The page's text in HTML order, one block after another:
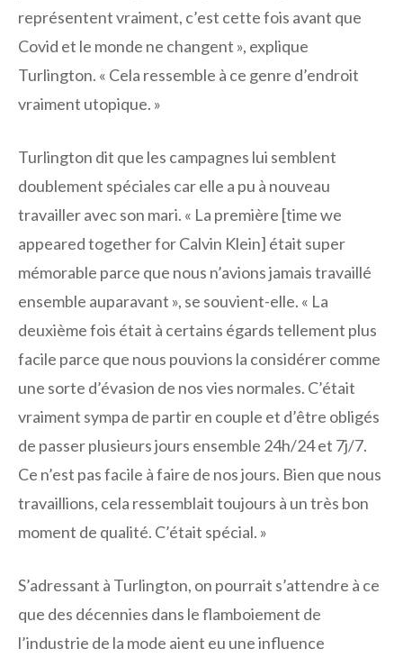
représentent vraiment, c’est cette fois avant que
Covid et le monde ne changent », explique
Turlington. « Cela ressemble à ce genre d’endroit
vraiment utopique. »
Turlington dit que les campagnes lui semblent
doublement spéciales car elle a pu à nouveau
travailler avec son mari. « La première [time we
appeared together for Calvin Klein] était super
mémorable parce que nous n’avions jamais travaillé
ensemble auparavant », se souvient-elle. « La
deuxième fois était à certains égards tellement plus
facile parce que nous pouvions la considérer comme
une sorte d’évasion de nos vies normales. C’était
vraiment sympa de partir en couple et d’être obligés
de passer plusieurs jours ensemble 24h/24 et 7j/7.
Ce n’est pas facile à faire de nos jours. Bien que nous
travaillions, cela ressemblait toujours à un très bon
moment de qualité. C’était spécial. »
S’adressant à Turlington, on pourrait s’attendre à ce
que des décennies dans le flamboiement de
l’industrie de la mode aient eu une influence